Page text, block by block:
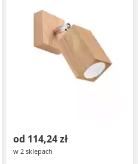
od 114,24 zł
w 2 sklepach